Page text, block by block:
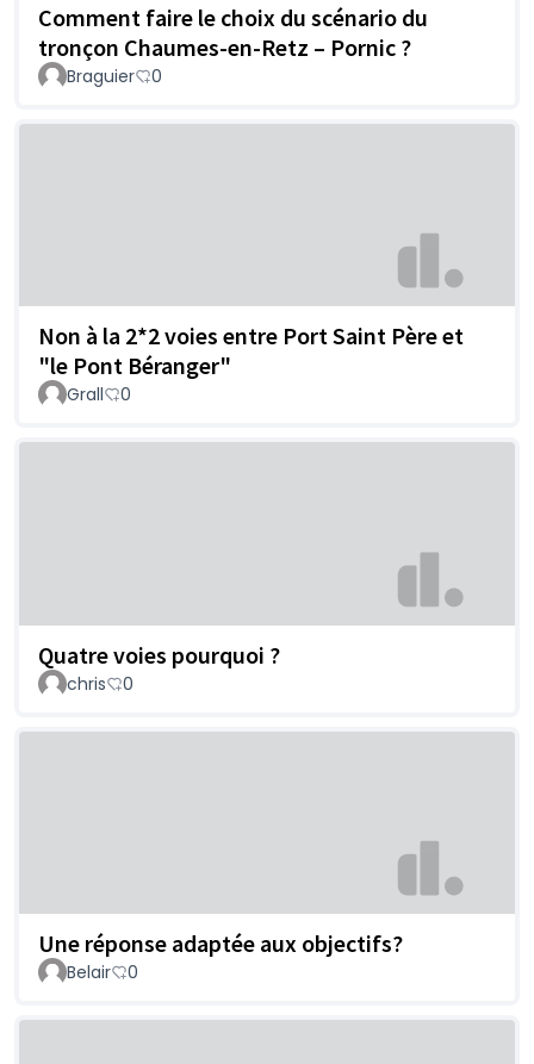
Comment faire le choix du scénario du
tronçon Chaumes-en-Retz – Pornic ?
Braguier 0
Non à la 2*2 voies entre Port Saint Père et
"le Pont Béranger"
Grall 0
Quatre voies pourquoi ?
chris 0
Une réponse adaptée aux objectifs?
Belair 0